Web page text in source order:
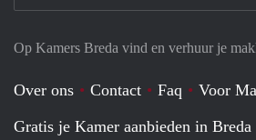
Op Kamers Breda vind en verhuur je
Over ons Contact Faq
Voor
Gratis je Kamer aanbieden in Breda